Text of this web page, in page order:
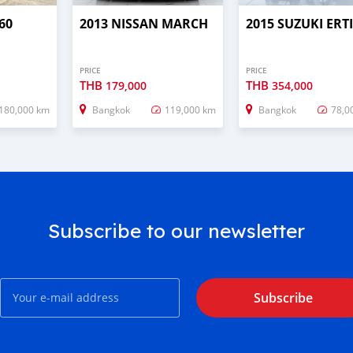
km
2013 NISSAN MARCH
PRICE
THB 179,000
Bangkok 119,000 km
2015 SUZUKI
PRICE
THB 354,000
Bangkok
Subscribe to our newsletter
Subscribe